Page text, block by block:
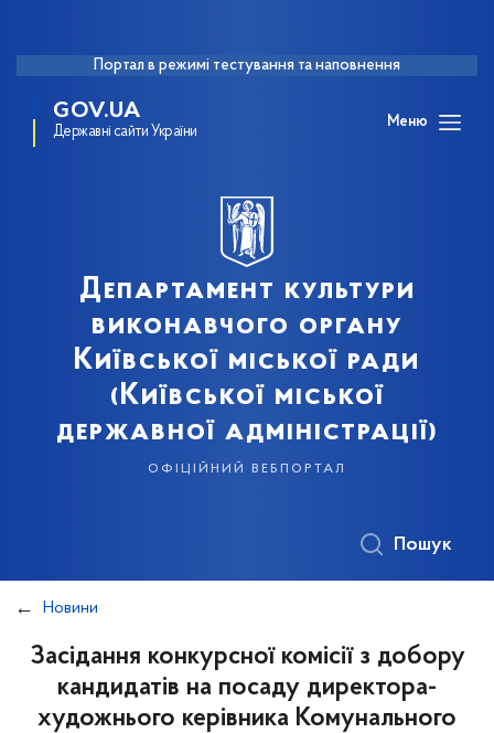
Портал в режимі тестування та наповнення
GOV.UA
Державні сайти України
Меню
Департамент культури
виконавчого органу
Київської міської ради
(Київської міської
державної адміністрації)
офіційний вебпортал
Пошук
Новини
Засідання конкурсної комісії з добору
кандидатів на посаду директора-
художнього керівника Комунального